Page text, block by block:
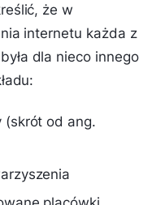
że w
internetu każda z
dla nieco innego
(skrót od ang.